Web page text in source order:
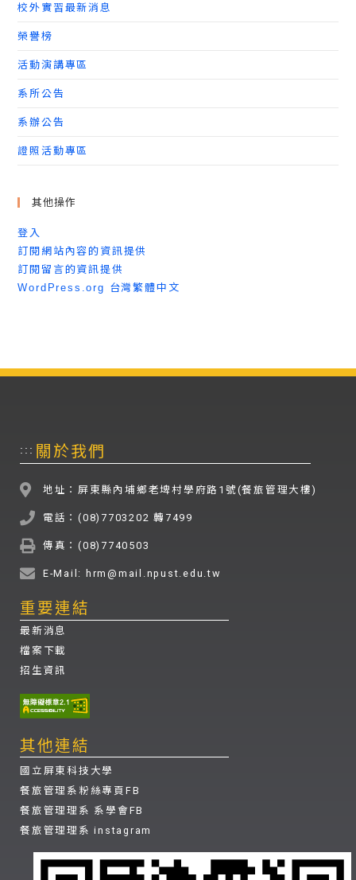
校外實習最新消息
榮譽榜
活動演講專區
系所公告
系辦公告
證照活動專區
其他操作
登入
訂閱網站內容的資訊提供
訂閱留言的資訊提供
WordPress.org 台灣繁體中文
::: 關於我們
地址：屏東縣內埔鄉老埤村學府路1號(餐旅管理大樓)
電話：(08)7703202 轉7499
傳真：(08)7740503
E-Mail: hrm@mail.npust.edu.tw
重要連結
最新消息
檔案下載
招生資訊
其他連結
國立屏東科技大學
餐旅管理系粉絲專頁FB
餐旅管理理系 系學會FB
餐旅管理理系 instagram